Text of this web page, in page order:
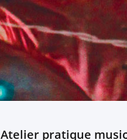
Atelier pratique